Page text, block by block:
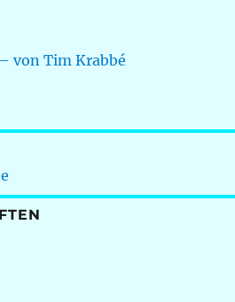
von Tim Krabbé